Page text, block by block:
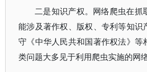
二是知识产权。网络爬虫在抓
能涉及著作权、版权、专利等知识
守《中华人民共和国著作权法》等
类问题大多见于利用爬虫实施的网